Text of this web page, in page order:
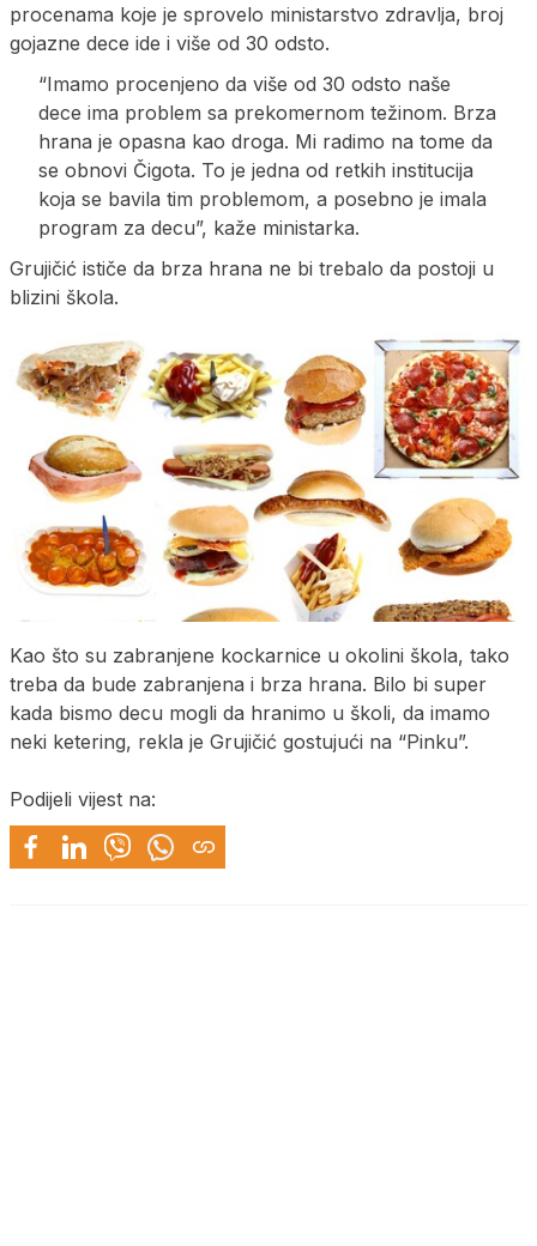
procenama koje je sprovelo ministarstvo zdravlja, broj
gojazne dece ide i više od 30 odsto.
“Imamo procenjeno da više od 30 odsto naše
dece ima problem sa prekomernom težinom. Brza
hrana je opasna kao droga. Mi radimo na tome da
se obnovi Čigota. To je jedna od retkih institucija
koja se bavila tim problemom, a posebno je imala
program za decu”, kaže ministarka.
Grujičić ističe da brza hrana ne bi trebalo da postoji u
blizini škola.
Kao što su zabranjene kockarnice u okolini škola, tako
treba da bude zabranjena i brza hrana. Bilo bi super
kada bismo decu mogli da hranimo u školi, da imamo
neki ketering, rekla je Grujičić gostujući na “Pinku”.
Podijeli vijest na: